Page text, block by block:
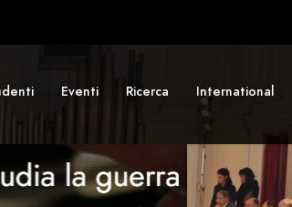
Eventi Ricerca International